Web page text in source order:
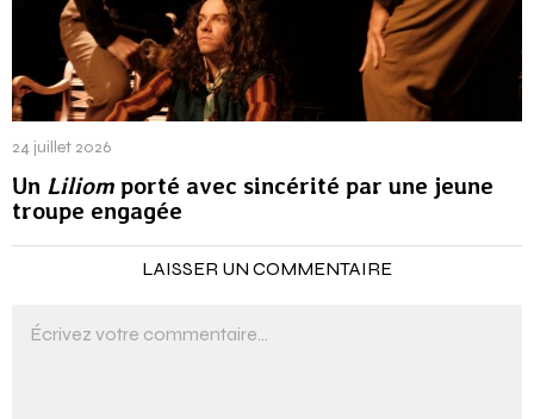
24 juillet 2026
Un Liliom porté avec sincérité par une jeune
troupe engagée
LAISSER UN COMMENTAIRE